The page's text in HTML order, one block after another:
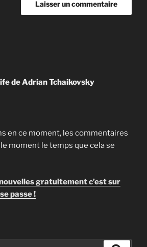
de Adrian Tchaikovsky
en ce moment, les commentaires
moment le temps que cela se
gratuitement c’est sur
passe !